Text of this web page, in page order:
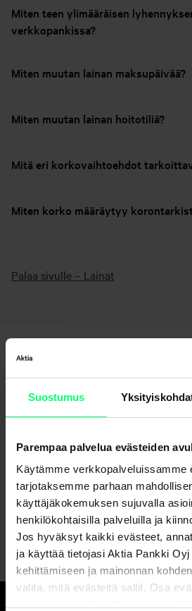
Suostumus
Parempaa palvelua evästeiden
Käytämme verkkopalveluissamme
tarjotaksemme parhaan
käyttäjäkokemuksen sujuvalla
henkilökohtaisilla palveluilla ja
Jos hyväksyt kaikki evästeet,
ja käyttää tietojasi Aktia Pankki
kehittämiseen ja mainonnan
valita, mitä evästeitä sallit. Osa
Miten teen ylimääräisen
verkkopankissa?
Miten muutan lainan maksupäivää?
Miten muutan lainan hoitotiliä?
Mitä eri korkovaihtoehdot
Miten korko määräytyy
Palaa sivulle – Lainat
Etkö löydä
Asiakaspalvelu
Lähetä viesti